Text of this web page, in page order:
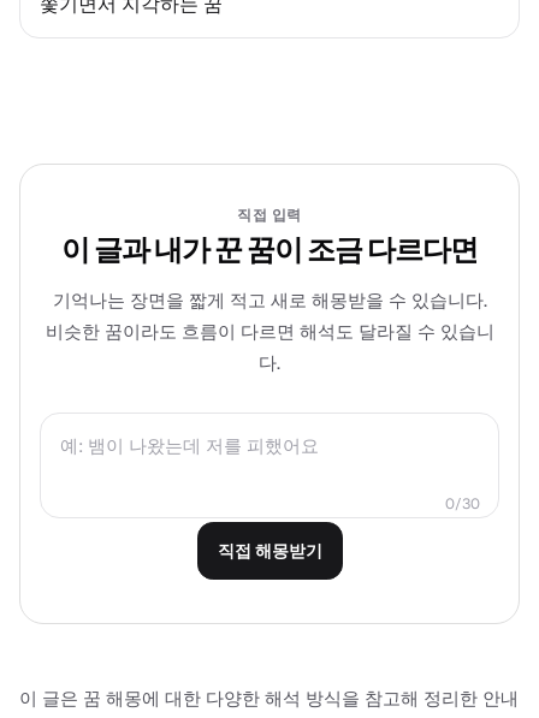
직접 입력
이 글과 내가 꾼 꿈이 조금 다르다면
기억나는 장면을 짧게 적고 새로 해몽받을 수 있습니다.
비슷한 꿈이라도 흐름이 다르면 해석도 달라질 수 있습니
다.
0/30
직접 해몽받기
이 글은 꿈 해몽에 대한 다양한 해석 방식을 참고해 정리한 안내